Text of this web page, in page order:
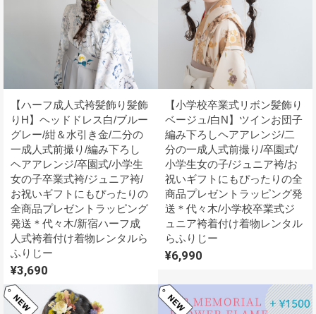
【ハーフ成人式袴髪飾り髪飾
りH】ヘッドドレス白/ブルー
グレー/紺＆水引き金/二分の
一成人式前撮り/編み下ろし
ヘアアレンジ/卒園式/小学生
女の子卒業式袴/ジュニア袴/
お祝いギフトにもぴったりの
全商品プレゼントラッピング
発送＊代々木/新宿ハーフ成
人式袴着付け着物レンタルら
ふりじー
¥3,690
【小学校卒業式リボン髪飾り
ベージュ/白N】ツインお団子
編み下ろしヘアアレンジ/二
分の一成人式前撮り/卒園式/
小学生女の子/ジュニア袴/お
祝いギフトにもぴったりの全
商品プレゼントラッピング発
送＊代々木/小学校卒業式ジ
ュニア袴着付け着物レンタル
らふりじー
¥6,990